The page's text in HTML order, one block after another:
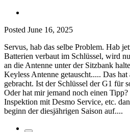
Posted June 16, 2025
Servus, hab das selbe Problem. Hab
Batterien verbaut im Schlüssel, wird
an die Antenne unter der Sitzbank
Keyless Antenne getauscht..... Das
gebracht. Ist der Schlüssel der G1 für
Oder hat mir jemand noch einen
Inspektion mit Desmo Service, etc.
beginn der diesjährigen Saison auf....